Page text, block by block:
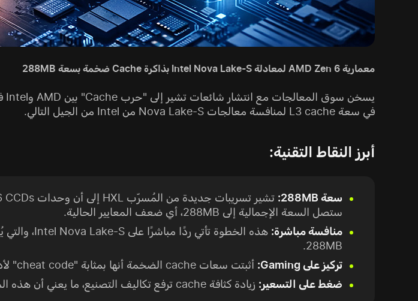
معمارية AMD Zen 6 لمعادلة Intel Nova Lake-S بذاكرة Cache ضخمة بسعة 288MB
في سعة L3 cache لمنافسة معالجات Nova Lake-S من Intel من الجيل التالي.
أبرز النقاط التقنية:
سعة 288MB:
ستصل السعة الإجمالية إلى 288MB، أي ضعف المعايير الحالية.
منافسة مباشرة:
288MB.
تركيز على Gaming:
أثبتت سعات cache الضخمة أنها بمثابة "cheat code" لأداء الألعاب، إذ تحسن بشكل ملحوظ frame times والاستجابة.
ضغط على التسعير: زيادة كثافة cache ترفع تكاليف التصنيع، ما يعني أن هذه المعالجات ستأتي على الأرجح ضمن فئة المنتجات الفاخرة من نوع "halo".